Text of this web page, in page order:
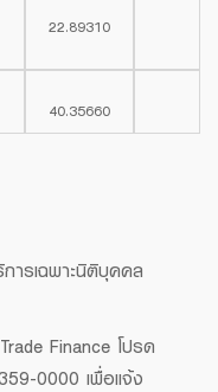
22.89310
40.35660
ารเฉพาะนิติบุคคล
Finance โปรด
0000 เพื่อแจ้ง